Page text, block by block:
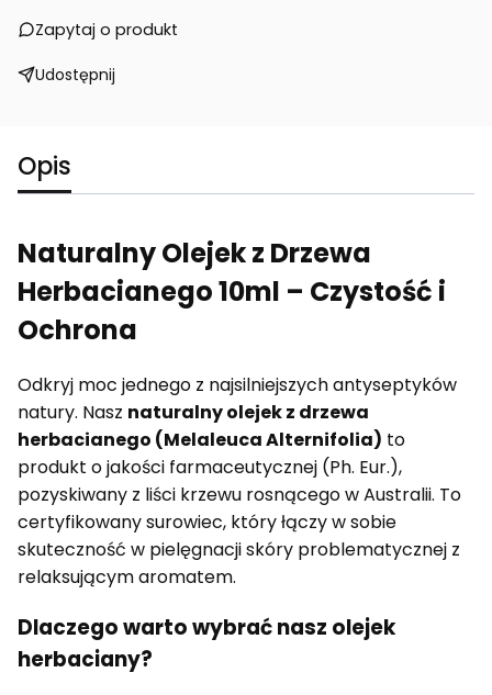
Zapytaj o produkt
Udostępnij
Opis
Naturalny Olejek z Drzewa
Herbacianego 10ml – Czystość i
Ochrona
Odkryj moc jednego z najsilniejszych antyseptyków
natury. Nasz naturalny olejek z drzewa
herbacianego (Melaleuca Alternifolia) to
produkt o jakości farmaceutycznej (Ph. Eur.),
pozyskiwany z liści krzewu rosnącego w Australii. To
certyfikowany surowiec, który łączy w sobie
skuteczność w pielęgnacji skóry problematycznej z
relaksującym aromatem.
Dlaczego warto wybrać nasz olejek
herbaciany?